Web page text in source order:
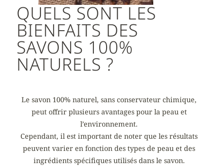
QUELS SONT LES
BIENFAITS DES
SAVONS 100%
NATURELS ?
Le savon 100% naturel, sans conservateur chimique,
peut offrir plusieurs avantages pour la peau et
l’environnement.
Cependant, il est important de noter que les résultats
peuvent varier en fonction des types de peau et des
ingrédients spécifiques utilisés dans le savon.